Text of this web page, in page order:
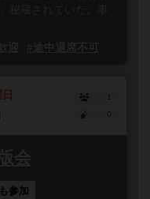
秘蔵されていた。事
迎 #途中退席不可
1
会
参加